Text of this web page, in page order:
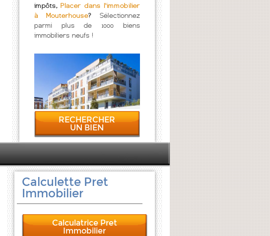
impôts,Placer dans l'immobilier
à Mouterhouse?Sélectionnez
parmi plus de 1000 biens
immobiliers neufs !
RECHERCHER
UN BIEN
Calculette Pret
Immobilier
Calculatrice Pret
Immobilier